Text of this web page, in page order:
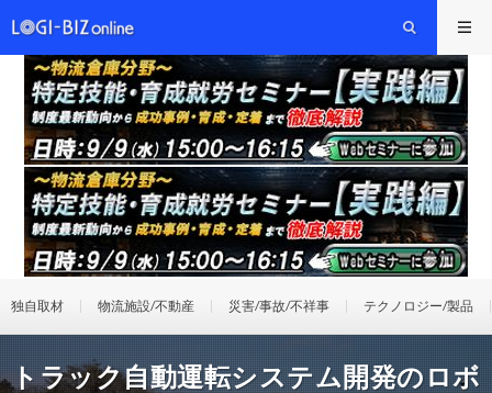
独自取材 物流施設/不動産 災害/事故/不祥事 テクノロジー/製品
トラック自動運転システム開発のロボ